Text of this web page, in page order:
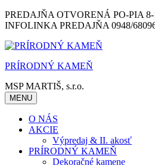
Skip
to
PREDAJŇA OTVORENÁ PO-PIA
INFOLINKA PREDAJŇA 0948/
PRÍRODNÝ KAMEŇ
MSP MARTIŠ, s.r.o.
MENU
O NÁS
AKCIE
Výpredaj & II. akosť
PRÍRODNÝ KAMEŇ
Dekoračné kamene